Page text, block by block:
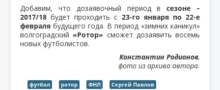
Добавим, что дозаявочный период всезоне –
2017/18 будет проходить с 23-го января по 22-е
февраля будущего года. В период «зимних каникул»
волгоградский«Ротор» сможет дозаявить восемь
новых футболистов.
Константин Родионов,
фото из архива автора.
футбол ротор ФНЛ Сергей Павлов